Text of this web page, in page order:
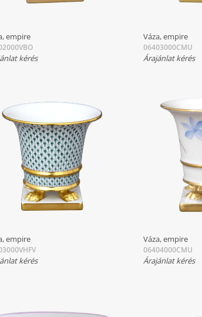
empire
kérés
Váza, empire
06403000CMU
Árajánlat kérés
empire
kérés
Váza, empire
06404000CMU
Árajánlat kérés